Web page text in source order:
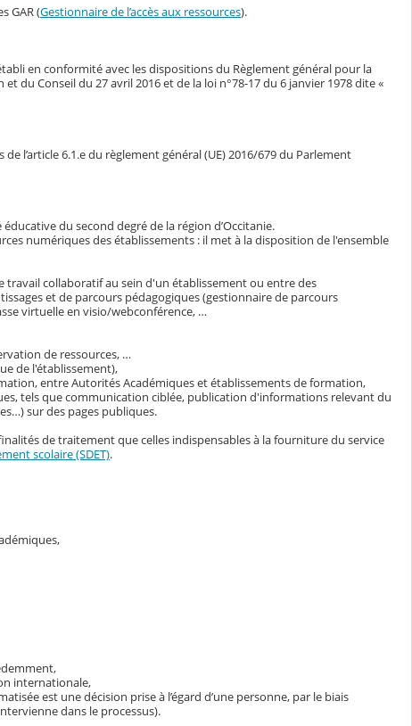
GAR (Gestionnaire de l’accès aux ressources).
en conformité avec les dispositions du Règlement général pour la
du Conseil du 27 avril 2016 et de la loi n°78-17 du 6 janvier 1978 dite «
l’article 6.1.e du règlement général (UE) 2016/679 du Parlement
du second degré de la région d’Occitanie.
numériques des établissements : il met à la disposition de l'ensemble
travail collaboratif au sein d'un établissement ou entre des
et de parcours pédagogiques (gestionnaire de parcours
virtuelle en visio/webconférence, …
de ressources, …
de l'établissement),
entre Autorités Académiques et établissements de formation,
tels que communication ciblée, publication d'informations relevant du
sur des pages publiques.
de traitement que celles indispensables à la fourniture du service
scolaire (SDET).
internationale,
est une décision prise à l’égard d’une personne, par le biais
dans le processus).